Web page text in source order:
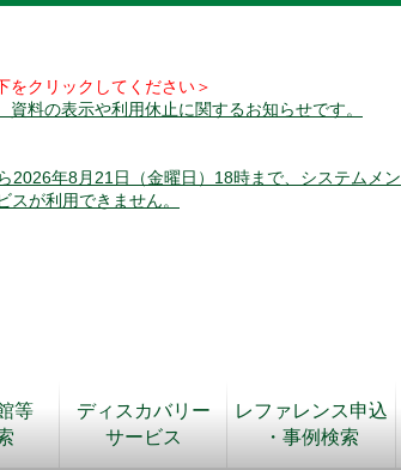
クリックしてください＞
資料の表示や利用休止に関するお知らせです。
2026年8月21日（金曜日）18時まで、システムメン
が利用できません。
等
ディスカバリー
サービス
レファレンス申込
・事例検索